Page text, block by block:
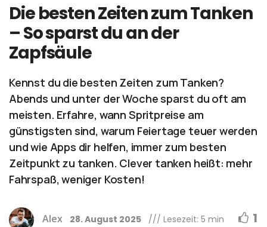
Die besten Zeiten zum Tanken
– So sparst du an der
Zapfsäule
Kennst du die besten Zeiten zum Tanken?
Abends und unter der Woche sparst du oft am
meisten. Erfahre, wann Spritpreise am
günstigsten sind, warum Feiertage teuer werden
und wie Apps dir helfen, immer zum besten
Zeitpunkt zu tanken. Clever tanken heißt: mehr
Fahrspaß, weniger Kosten!
Alex 28. August 2025 /// Lesezeit: 5 min 1